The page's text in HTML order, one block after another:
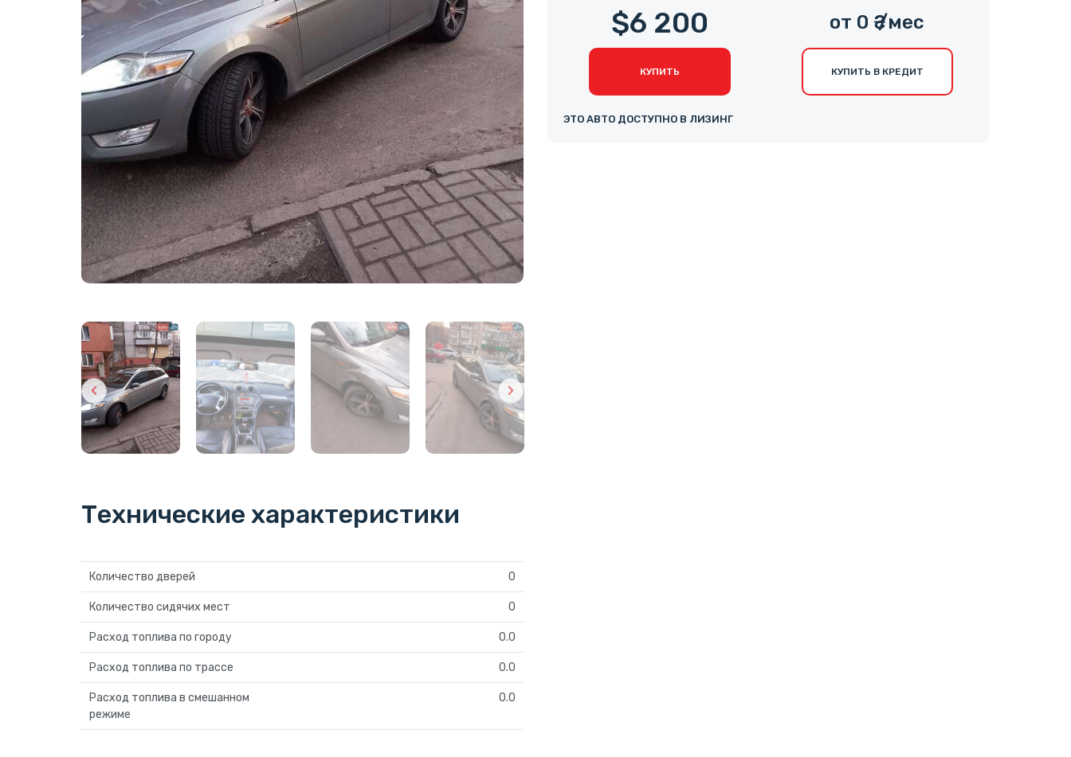
$6 200
КУПИТЬ
от 0 ₴ /мес
КУПИТЬ В КРЕДИТ
ЭТО АВТО ДОСТУПНО В ЛИЗИНГ
Технические характеристики
Количество дверей 0
Количество сидячих мест 0
Расход топлива по городу 0.0
Расход топлива по трассе 0.0
Расход топлива в смешанном
режиме
0.0